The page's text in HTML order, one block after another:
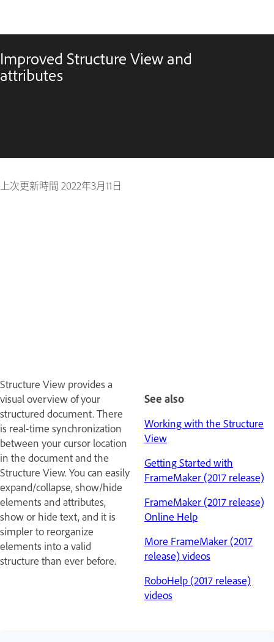
Improved Structure View and
attributes
上次更新時間 2022年3月11日
Structure View provides a
visual overview of your
structured document. There
is real-time synchronization
between your cursor location
in the document and the
Structure View. You can easily
expand/collapse, show/hide
elements and attributes,
show or hide text, and it is
simpler to reorganize
elements into a valid
structure than ever before.
See also
Working with the Structure
View
Getting Started with
FrameMaker (2017 release)
FrameMaker (2017 release)
Online Help
More FrameMaker (2017
release) videos
RoboHelp (2017 release)
videos